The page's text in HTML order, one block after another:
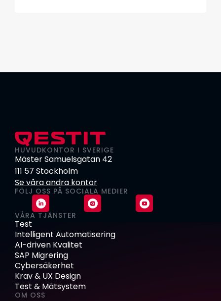
HUVUDKONTOR I SVERIGE
Mäster Samuelsgatan 42
111 57 Stockholm
Se våra andra kontor
FÖLJ OSS PÅ SOCIALA MEDIER
VÅRA TJÄNSTER
Test
Intelligent Automatisering
AI-driven Kvalitet
SAP Migrering
Cybersäkerhet
Krav & UX Design
Test & Mätsystem
OM OSS